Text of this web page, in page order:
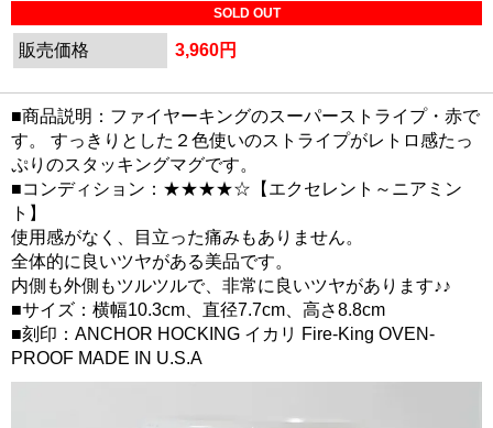
SOLD OUT
販売価格 3,960円
■商品説明：ファイヤーキングのスーパーストライプ・赤で
す。 すっきりとした２色使いのストライプがレトロ感たっ
ぷりのスタッキングマグです。
■コンディション：★★★★☆【エクセレント～ニアミン
ト】
使用感がなく、目立った痛みもありません。
全体的に良いツヤがある美品です。
内側も外側もツルツルで、非常に良いツヤがあります♪♪
■サイズ：横幅10.3cm、直径7.7cm、高さ8.8cm
■刻印：ANCHOR HOCKING イカリ Fire-King OVEN-
PROOF MADE IN U.S.A